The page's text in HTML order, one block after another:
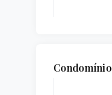
Condomínio